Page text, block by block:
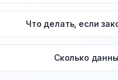
Что делать, если
Сколько